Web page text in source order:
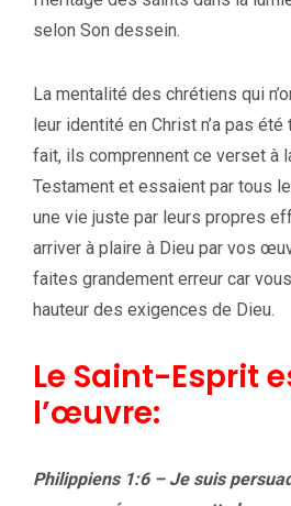
selon Son dessein.
La mentalité des chrétiens qui
leur identité en Christ n’a pas
fait, ils comprennent ce verset à
Testament et essaient par tous
une vie juste par leurs propres
arriver à plaire à Dieu par vos
faites grandement erreur car
hauteur des exigences de Dieu.
Le Saint-Esprit
l’œuvre:
Philippiens 1:6 – Je suis